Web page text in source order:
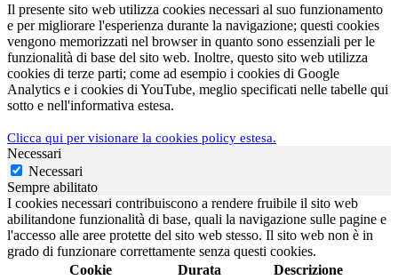
Il presente sito web utilizza cookies necessari al suo funzionamento
e per migliorare l'esperienza durante la navigazione; questi cookies
vengono memorizzati nel browser in quanto sono essenziali per le
funzionalità di base del sito web. Inoltre, questo sito web utilizza
cookies di terze parti; come ad esempio i cookies di Google
Analytics e i cookies di YouTube, meglio specificati nelle tabelle qui
sotto e nell'informativa estesa.
Clicca qui per visionare la cookies policy estesa.
Necessari
Necessari
Sempre abilitato
I cookies necessari contribuiscono a rendere fruibile il sito web
abilitandone funzionalità di base, quali la navigazione sulle pagine e
l'accesso alle aree protette del sito web stesso. Il sito web non è in
grado di funzionare correttamente senza questi cookies.
Cookie
Durata Descrizione